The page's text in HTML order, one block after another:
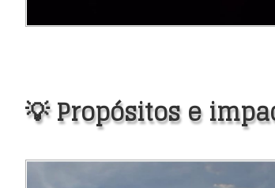
💡 Propósitos e